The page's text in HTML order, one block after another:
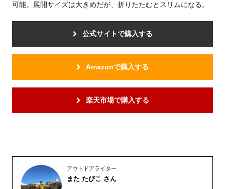
可能。展開サイズは大きめだが、折りたたむとスリムになる。
公式サイトで購入する
Amazonで購入する
楽天市場で購入する
アウトドアライター
また たびこ さん